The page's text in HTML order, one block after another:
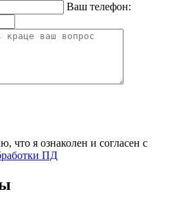
Ваш телефон:
что я ознаколен и согласен с
ПД